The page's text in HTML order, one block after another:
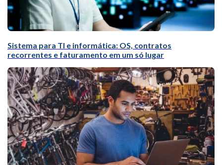
Sistema para TI e informática: OS, contratos
recorrentes e faturamento em um só lugar